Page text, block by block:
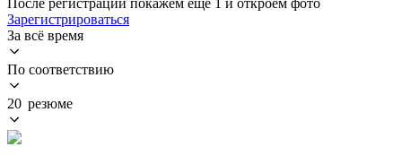
Зарегистрироваться
За всё время
По соответствию
20 резюме